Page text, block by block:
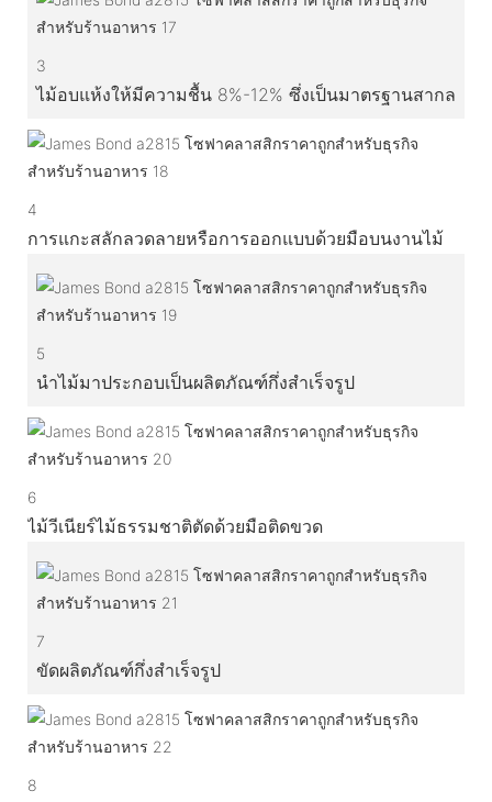
3
ไม้อบแห้งให้มีความชื้น 8%-12% ซึ่งเป็นมาตรฐานสากล
4
การแกะสลักลวดลายหรือการออกแบบด้วยมือบนงานไม้
5
นำไม้มาประกอบเป็นผลิตภัณฑ์กึ่งสำเร็จรูป
6
ไม้วีเนียร์ไม้ธรรมชาติตัดด้วยมือติดขวด
7
ขัดผลิตภัณฑ์กึ่งสำเร็จรูป
8